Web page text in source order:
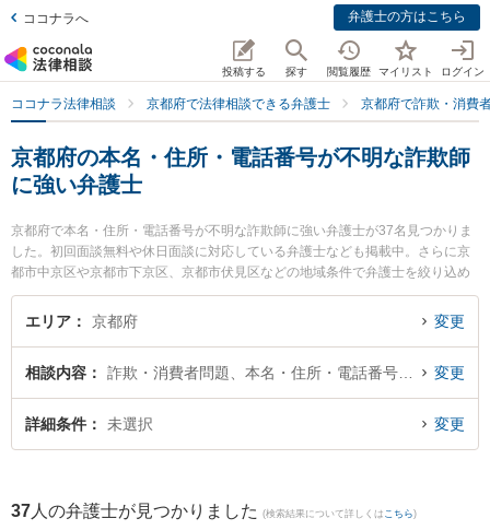
ココナラへ 弁護士の方はこちら
投稿する 探す 閲覧履歴 マイリスト ログイン
ココナラ法律相談 京都府で法律相談できる弁護士 京都府で詐欺・消費
京都府の本名・住所・電話番号が不明な詐欺師
に強い弁護士
京都府で本名・住所・電話番号が不明な詐欺師に強い弁護士が37名見つかりま
した。初回面談無料や休日面談に対応している弁護士なども掲載中。さらに京
都市中京区や京都市下京区、京都市伏見区などの地域条件で弁護士を絞り込め
ます。詐欺・消費者問題に関係する投資詐欺や副業詐欺、FX詐欺等の細かな分
野での絞り込み検索もでき便利です。特に松原法律事務所の松原 祐紀弁護士や
夜間に発生した本名・住所・電話番号が不明な詐欺師のトラブルを今すぐに弁
護士に相談したい』『本名・住所・電話番号が不明な詐欺師のトラブル解決の
実績豊富な近くの弁護士を検索したい』『初回相談無料で本名・住所・電話番
エリア 京都府 変更
相談内容 変更
詳細条件 未選択 変更
37 人の弁護士が見つかりました (検索結果について詳しくは こちら)